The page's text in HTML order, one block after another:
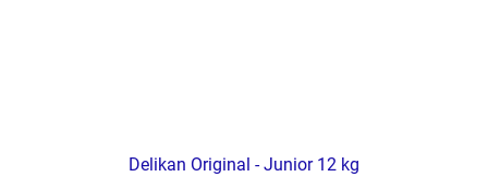
Delikan Original - Junior 12 kg